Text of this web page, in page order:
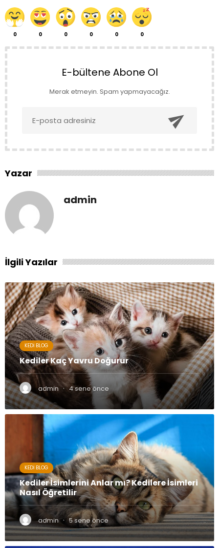
0 0 0 0 0 0
E-bültene Abone Ol
Merak etmeyin. Spam yapmayacağız.

Yazar
admin
İlgili Yazılar
KEDI BLOG
Kediler Kaç Yavru Doğurur
admin · 4 sene önce
KEDI BLOG
Kediler İsimlerini Anlar mı? Kedilere İsimleri
Nasıl Öğretilir
admin · 5 sene önce